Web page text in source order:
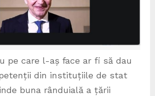
pe care l-aș face ar fi să dau
din instituțiile de stat
buna rânduială a țării